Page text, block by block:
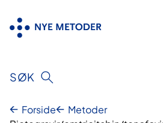
innhold
SØK
Forside
Metoder